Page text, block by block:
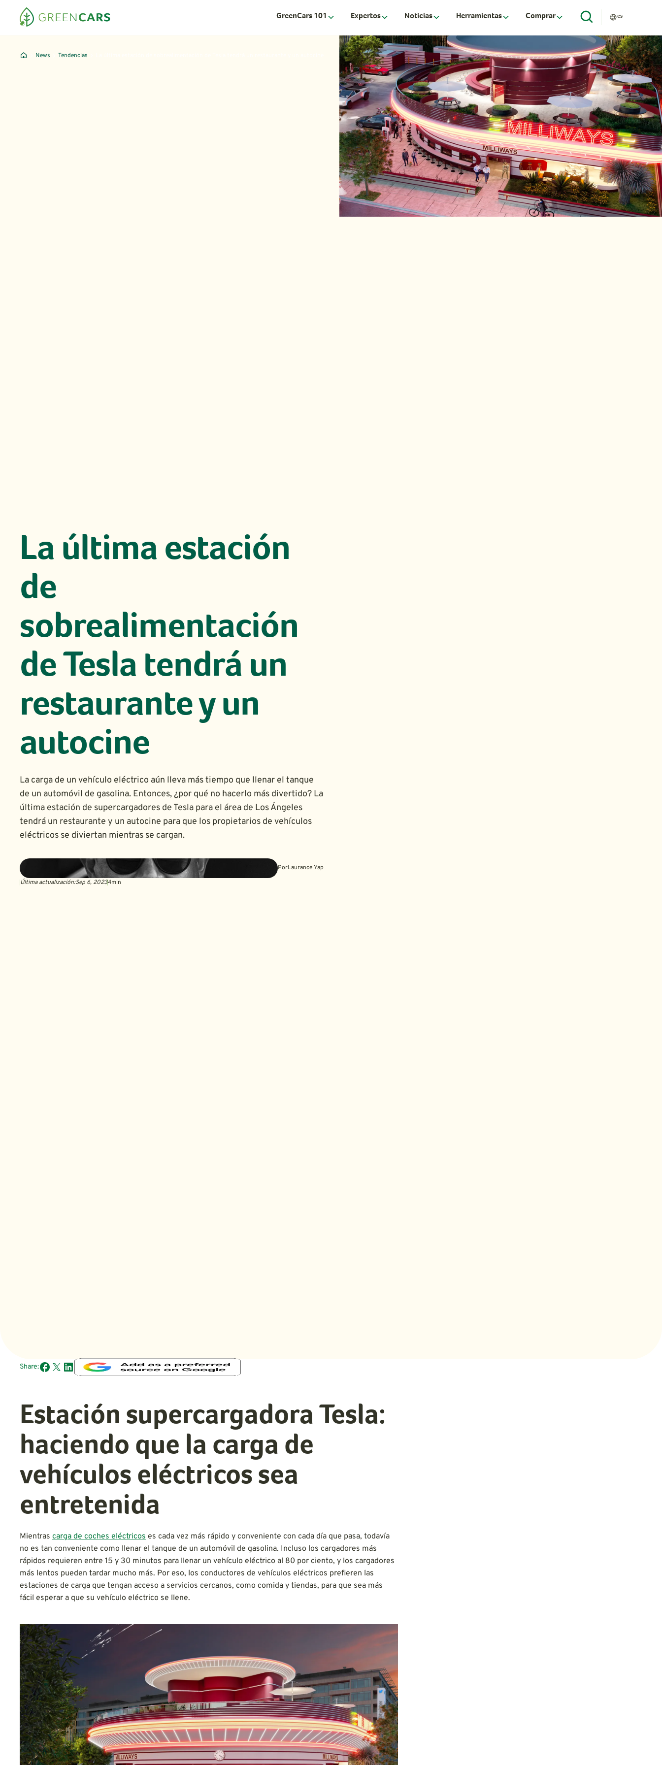
GreenCars 101 Expertos Noticias Herramientas Comprar es
News Tendencias
La última estación
de
sobrealimentación
de Tesla tendrá un
restaurante y un
autocine
La carga de un vehículo eléctrico aún lleva más tiempo que llenar el tanque
de un automóvil de gasolina. Entonces, ¿por qué no hacerlo más divertido? La
última estación de supercargadores de Tesla para el área de Los Ángeles
tendrá un restaurante y un autocine para que los propietarios de vehículos
eléctricos se diviertan mientras se cargan.
PorLaurance Yap
Última actualización:Sep 6, 20234min
Share:
Estación supercargadora Tesla:
haciendo que la carga de
vehículos eléctricos sea
entretenida
Mientras carga de coches eléctricos es cada vez más rápido y conveniente con cada día que pasa, todavía
no es tan conveniente como llenar el tanque de un automóvil de gasolina. Incluso los cargadores más
rápidos requieren entre 15 y 30 minutos para llenar un vehículo eléctrico al 80 por ciento, y los cargadores
más lentos pueden tardar mucho más. Por eso, los conductores de vehículos eléctricos prefieren las
estaciones de carga que tengan acceso a servicios cercanos, como comida y tiendas, para que sea más
fácil esperar a que su vehículo eléctrico se llene.